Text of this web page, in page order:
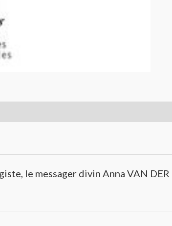
le messager divin Anna VAN DER